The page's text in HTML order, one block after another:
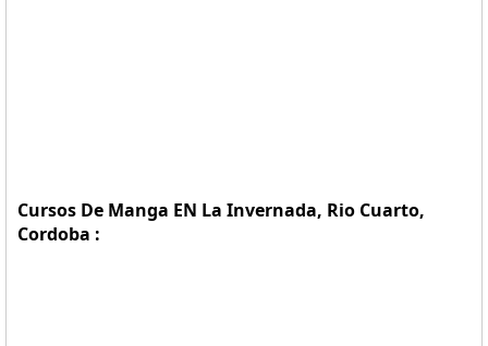
Cursos De Manga EN La Invernada, Rio Cuarto,
Cordoba :